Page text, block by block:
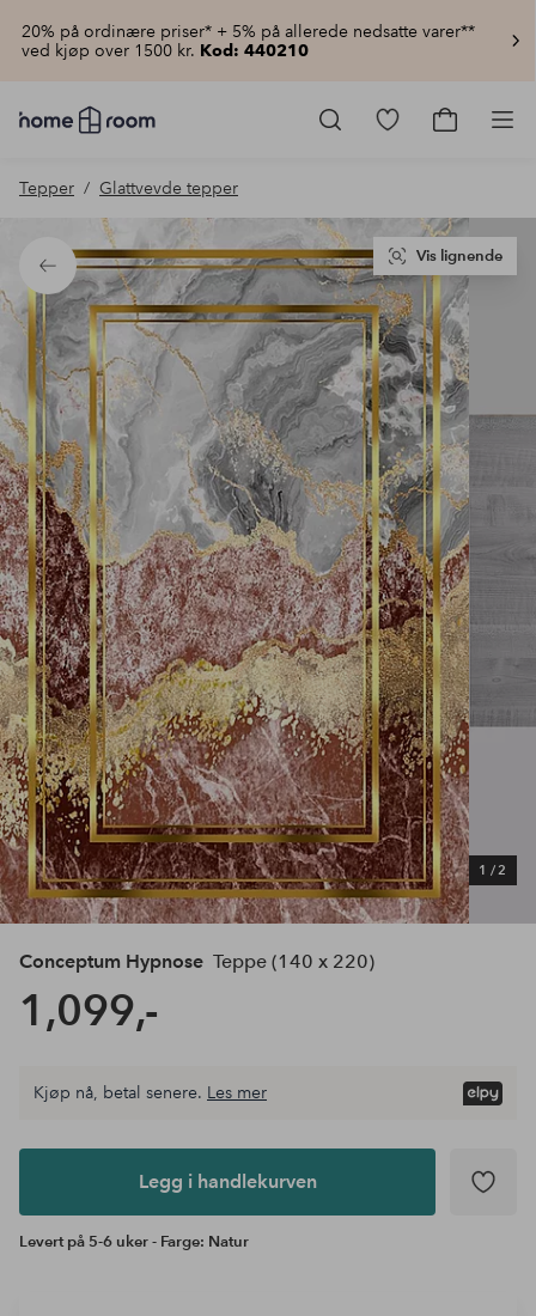
20% på ordinære priser* + 5% på allerede nedsatte varer**
ved kjøp over 1500 kr. Kod: 440210
Homeroom
–
hjemmet
pris
Gå
Gå
Tepper Glattvevde tepper
Tilbake
1 /2
Vis lignende
Conceptum Hypnose Teppe (140 x 220)
1,099,-
Legg i
Kjøp nå, betal senere. Les mer
Legg i handlekurven
Levert på 5-6 uker - Farge: Natur